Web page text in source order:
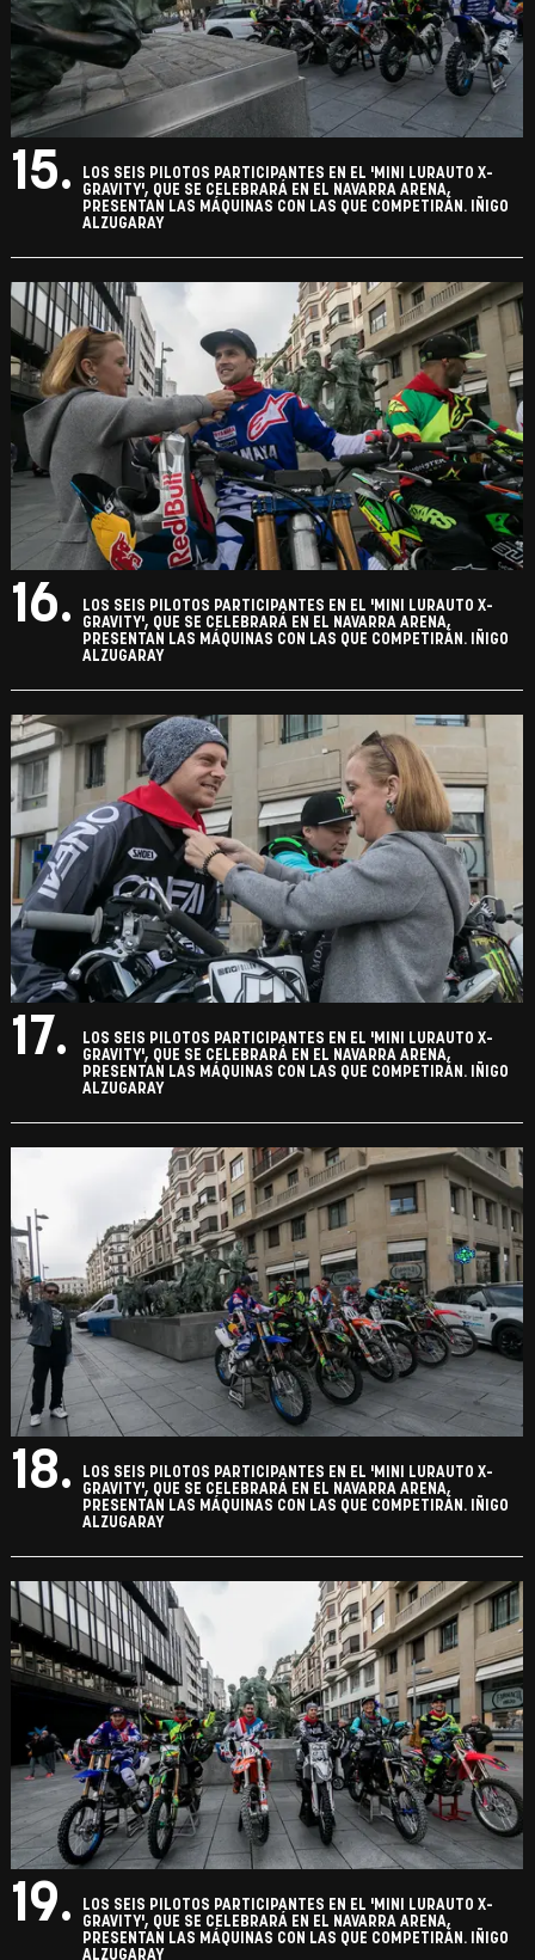
15.
LOS SEIS PILOTOS PARTICIPANTES EN EL 'MINI LURAUTO X-
GRAVITY', QUE SE CELEBRARÁ EN EL NAVARRA ARENA,
PRESENTAN LAS MÁQUINAS CON LAS QUE COMPETIRÁN. IÑIGO
ALZUGARAY
16.
LOS SEIS PILOTOS PARTICIPANTES EN EL 'MINI LURAUTO X-
GRAVITY', QUE SE CELEBRARÁ EN EL NAVARRA ARENA,
PRESENTAN LAS MÁQUINAS CON LAS QUE COMPETIRÁN. IÑIGO
ALZUGARAY
17.
LOS SEIS PILOTOS PARTICIPANTES EN EL 'MINI LURAUTO X-
GRAVITY', QUE SE CELEBRARÁ EN EL NAVARRA ARENA,
PRESENTAN LAS MÁQUINAS CON LAS QUE COMPETIRÁN. IÑIGO
ALZUGARAY
18.
LOS SEIS PILOTOS PARTICIPANTES EN EL 'MINI LURAUTO X-
GRAVITY', QUE SE CELEBRARÁ EN EL NAVARRA ARENA,
PRESENTAN LAS MÁQUINAS CON LAS QUE COMPETIRÁN. IÑIGO
ALZUGARAY
19.
LOS SEIS PILOTOS PARTICIPANTES EN EL 'MINI LURAUTO X-
GRAVITY', QUE SE CELEBRARÁ EN EL NAVARRA ARENA,
PRESENTAN LAS MÁQUINAS CON LAS QUE COMPETIRÁN. IÑIGO
ALZUGARAY